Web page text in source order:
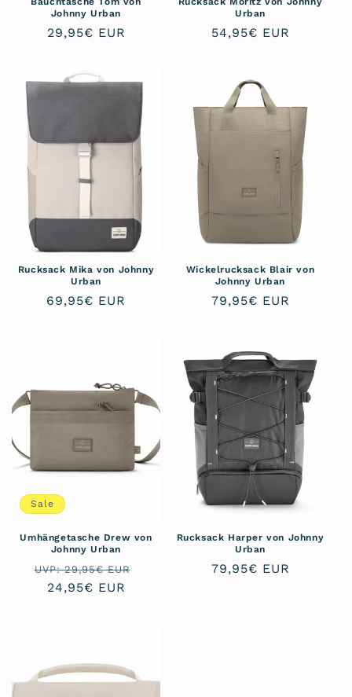
Johnny Urban
Normaler
29,95€ EUR
Urban
Normaler
54,95€ EUR
Rucksack Mika von Johnny
Urban
Normaler
69,95€ EUR
Wickelrucksack Blair von
Johnny Urban
Normaler
79,95€ EUR
Sale
Umhängetasche Drew von
Johnny Urban
Normaler
Preis
UVP: 29,95€ EUR
Verkaufspreis
24,95€ EUR
Rucksack Harper von Johnny
Urban
Normaler
79,95€ EUR